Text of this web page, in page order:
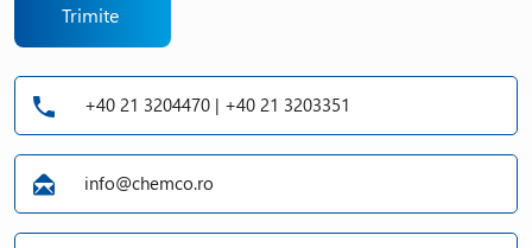
Trimite
+40 21 3204470 | +40 21 3203351
info@chemco.ro